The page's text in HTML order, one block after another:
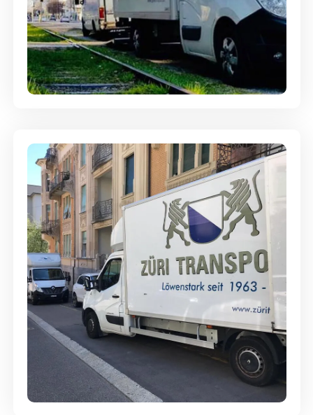
Ein- und Auspackservice
Günstige Umzüge - Hervorragender
Service